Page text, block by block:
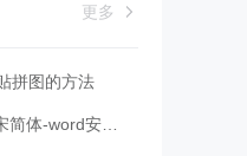
更多
拼图的方法
正小标宋简体的方法